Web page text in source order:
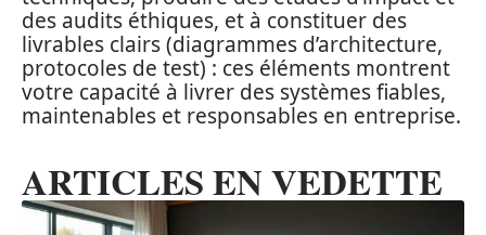
des audits éthiques, et à constituer des
livrables clairs (diagrammes d’architecture,
protocoles de test) : ces éléments montrent
votre capacité à livrer des systèmes fiables,
maintenables et responsables en entreprise.
ARTICLES EN VEDETTE